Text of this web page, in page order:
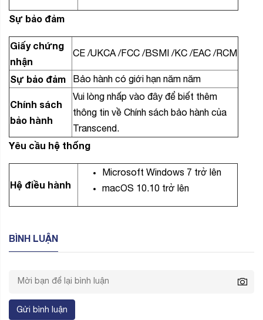
Sự bảo đảm
Giấy chứng
nhận
CE /UKCA /FCC /BSMI /KC /EAC /RCM
Sự bảo đảm Bảo hành có giới hạn năm năm
Chính sách
bảo hành
Vui lòng nhấp vào đây để biết thêm
thông tin về Chính sách bảo hành của
Transcend.
Yêu cầu hệ thống
Hệ điều hành
Microsoft Windows 7 trở lên
macOS 10.10 trở lên
BÌNH LUẬN
Gửi bình luận